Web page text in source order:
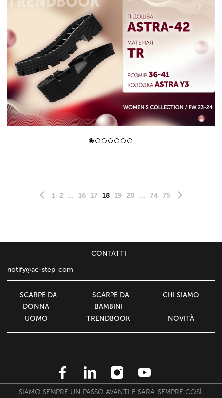
1 2 ... 16 17 18 19 20 ... 74 75
SCARPE DA
DONNA
UOMO
SCARPE DA
BAMBINI
CHI SIAMO
TRENDBOOK NOVITÀ
СONTATTI
notify@ac-step. com
SIAMO SEMPRE UN PASSO AVANTI E SARA' SEMPRE COSÌ.